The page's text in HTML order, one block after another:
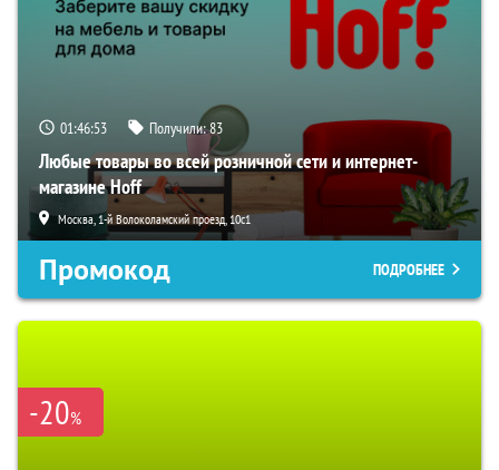
01:46:52 Получили:83
Любые товары во всей розничной сети и интернет-
магазине Hoff
Москва, 1-й Волоколамский проезд, 10с1
Промокод ПОДРОБНЕЕ
-20%